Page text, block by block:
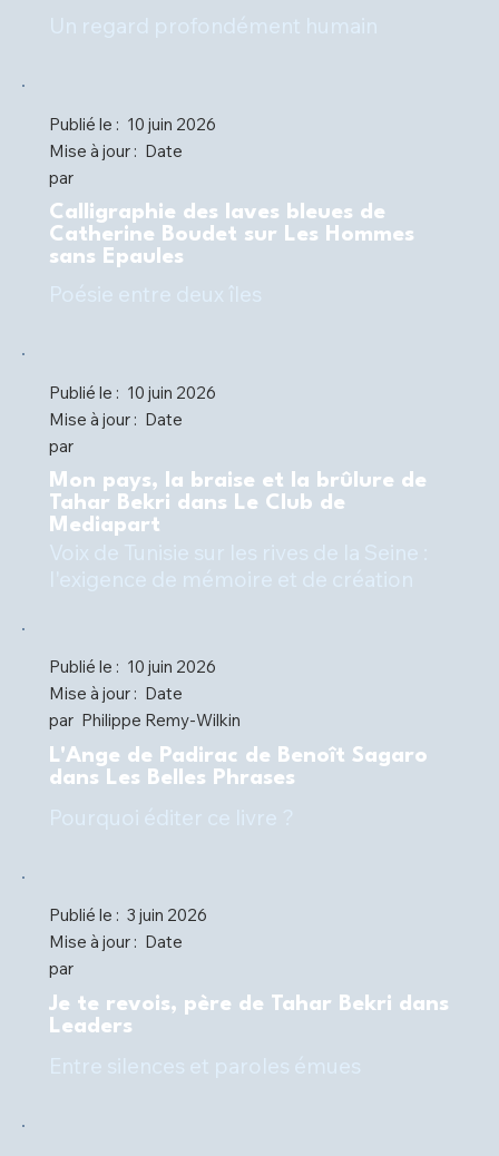
Publié le : 10 juin 2026
Mise à jour : Date
par
Calligraphie des laves bleues de
Catherine Boudet sur Les Hommes
sans Epaules
Publié le : 10 juin 2026
Mise à jour : Date
par
Mon pays, la braise et la brûlure de
Tahar Bekri dans Le Club de
Mediapart
Publié le : 10 juin 2026
Mise à jour : Date
par Philippe Remy-Wilkin
L'Ange de Padirac de Benoît Sagaro
dans Les Belles Phrases
Publié le : 3 juin 2026
Mise à jour : Date
par
Je te revois, père de Tahar Bekri dans
Leaders